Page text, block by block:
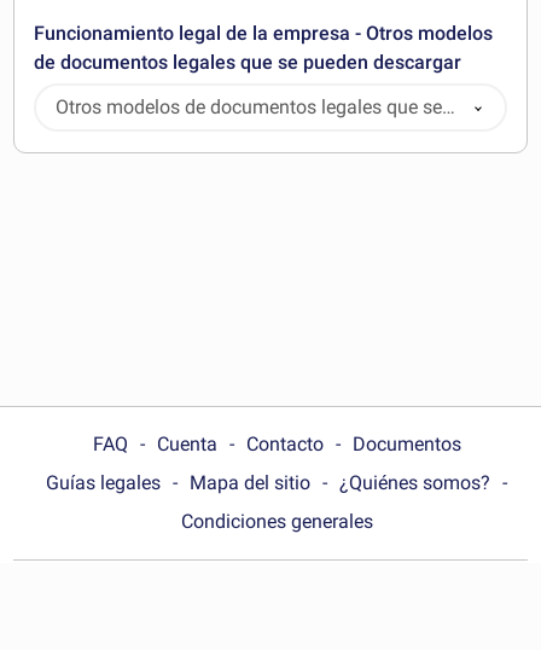
Funcionamiento legal de la empresa - Otros modelos
de documentos legales que se pueden descargar
Otros modelos de documentos legales que se
pueden descargar
FAQ Cuenta Contacto
Documentos
Guías legales
Mapa del sitio
¿Quiénes somos?
Condiciones generales